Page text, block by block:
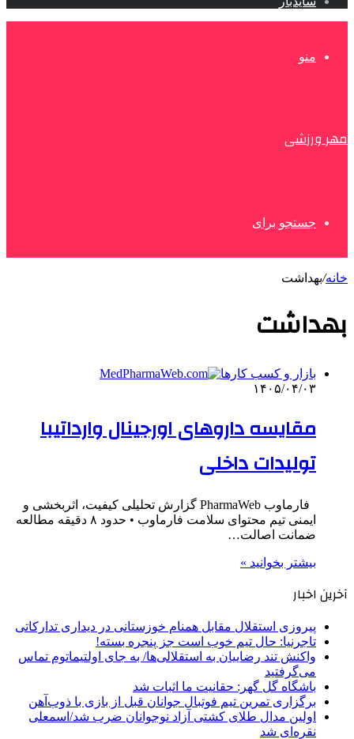
منو
مهر ورزشی
جستجو برای
خانه/بهداشت
بهداشت
بازار و کسب کارها
۱۴۰۵/۰۴/۰۳
مقایسه داروهای اورجینال وارداتیبا
تولیدات داخلی
فارماوب PharmaWeb گزارش تحلیلی کیفیت، اثربخشی و
ایمنی تیم محتوای سلامت فارماوب • حدود ۸ دقیقه مطالعه
ضمانت اصالت…
بیشتر بخوانید »
آخرین اخبار
پیروزی استقلال مقابل همنام خوزستانی در دیداری تدارکاتی
تاجرنیا: حال تیم خوب است جز پنجره بسته!
واکنش تند رضاییان به استقلالی‌ها/ به جای اولتیماتوم تماس
می‌گرفتید
باشگاه گل گهر: حقانیت ما اثبات شد
برگزاری تمرین تیم فوتبال جوانان قبل از بازی با ذوب‌آهن
اولین مدال طلای کشتی آزاد نوجوانان ضرب شد/اسمعلی
نقره‌ای شد